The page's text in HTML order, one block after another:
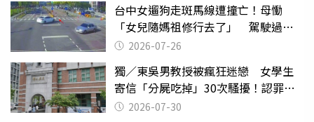
台中女遛狗走斑馬線遭撞亡！母慟
「女兒隨媽祖修行去了」 駕駛過失
致死判9月
2026-07-26
獨／東吳男教授被瘋狂迷戀 女學生
寄信「分屍吃掉」30次騷擾！認罪免
關 2026-07-30